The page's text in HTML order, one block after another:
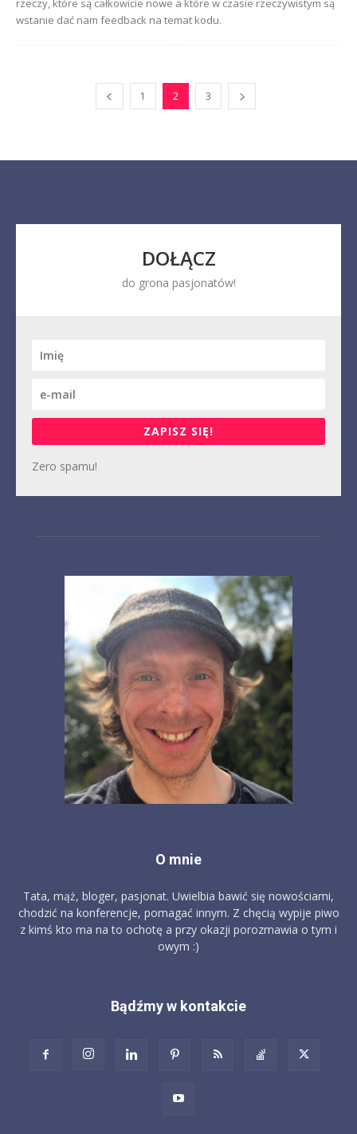
rzeczy, które są całkowicie nowe a które w czasie rzeczywistym są
wstanie dać nam feedback na temat kodu.
1 2 3
DOŁĄCZ
do grona pasjonatów!
ZAPISZ SIĘ!
Zero spamu!
O mnie
Tata, mąż, bloger, pasjonat. Uwielbia bawić się nowościami,
chodzić na konferencje, pomagać innym. Z chęcią wypije piwo
z kimś kto ma na to ochotę a przy okazji porozmawia o tym i
owym :)
Bądźmy w kontakcie